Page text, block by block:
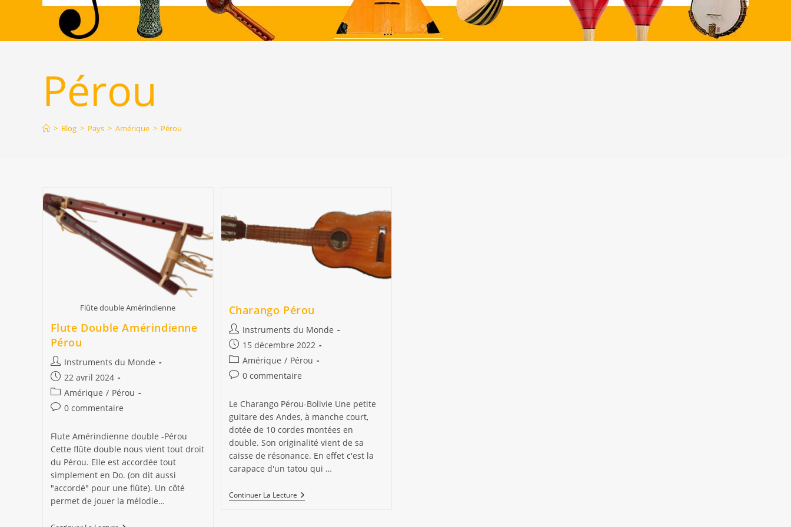
Pérou
> Blog > Pays > Amérique > Pérou
Flûte double Amérindienne
Flute Double Amérindienne
Pérou
Auteur/autrice
de
la
publication :
Instruments du Monde
Publication
publiée :
22 avril 2024
Post
category:
Amérique / Pérou
Commentaires
la
publication :
0 commentaire
Flute Amérindienne double -Pérou
Cette flûte double nous vient tout droit
du Pérou. Elle est accordée tout
simplement en Do. (on dit aussi
"accordé" pour une flûte). Un côté
permet de jouer la mélodie…
Charango Pérou
Auteur/autrice
de
la
publication :
Instruments du Monde
Publication
publiée :
15 décembre 2022
Post
category:
Amérique / Pérou
Commentaires
la
publication :
0 commentaire
Le Charango Pérou-Bolivie Une petite
guitare des Andes, à manche court,
dotée de 10 cordes montées en
double. Son originalité vient de sa
caisse de résonance. En effet c'est la
carapace d'un tatou qui …
Continuer La LectureCharango
Pérou